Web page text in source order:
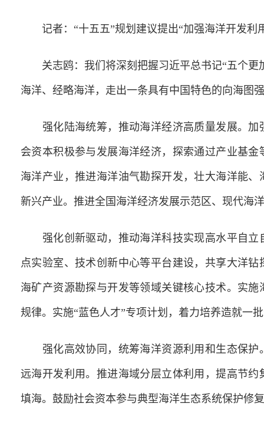
记者：“十五五”规划建议提出“加强海洋开发利
关志鸥：我们将深刻把握习近平总书记“五个更
海洋、经略海洋，走出一条具有中国特色的向海图
强化陆海统筹，推动海洋经济高质量发展。加
会资本积极参与发展海洋经济，探索通过产业基
海洋产业，推进海洋油气勘探开发，壮大海洋能
新兴产业。推进全国海洋经济发展示范区、现代海
强化创新驱动，推动海洋科技实现高水平自立
点实验室、技术创新中心等平台建设，共享大洋
海矿产资源勘探与开发等领域关键核心技术。实
规律。实施“蓝色人才”专项计划，着力培养造就一
强化高效协同，统筹海洋资源利用和生态保护
远海开发利用。推进海域分层立体利用，提高节
填海。鼓励社会资本参与典型海洋生态系统保护修